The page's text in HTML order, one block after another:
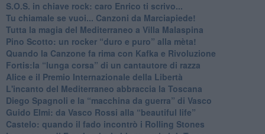
S.O.S. in chiave rock: caro Enrico ti scrivo...
Tu chiamale se vuoi... Canzoni da Marciapiede!
​Tutta la magia del Mediterraneo a Villa Malaspina
​Pino Scotto: un rocker “duro e puro” alla mèta!
​Quando la Canzone fa rima con Kafka e Rivoluzione
​Fortis:la “lunga corsa” di un cantautore di razza
Alice e il Premio Internazionale della Libertà
​L'incanto del Mediterraneo abbraccia la Toscana
​Diego Spagnoli e la “macchina da guerra” di Vasco
​Guido Elmi: da Vasco Rossi alla “beautiful life”
​Castelo: quando il fado incontrò i Rolling Stones